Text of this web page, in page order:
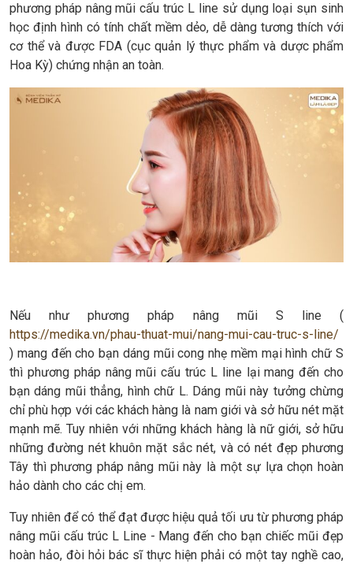
phương pháp nâng mũi cấu trúc L line sử dụng loại sụn sinh
học định hình có tính chất mềm dẻo, dễ dàng tương thích với
cơ thể và được FDA (cục quản lý thực phẩm và dược phẩm
Hoa Kỳ) chứng nhận an toàn.
Nếu như phương pháp nâng mũi S line (
https://medika.vn/phau-thuat-mui/nang-mui-cau-truc-s-line/
) mang đến cho bạn dáng mũi cong nhẹ mềm mại hình chữ S
thì phương pháp nâng mũi cấu trúc L line lại mang đến cho
bạn dáng mũi thẳng, hình chữ L. Dáng mũi này tưởng chừng
chỉ phù hợp với các khách hàng là nam giới và sở hữu nét mặt
mạnh mẽ. Tuy nhiên với những khách hàng là nữ giới, sở hữu
những đường nét khuôn mặt sắc nét, và có nét đẹp phương
Tây thì phương pháp nâng mũi này là một sự lựa chọn hoàn
hảo dành cho các chị em.
Tuy nhiên để có thể đạt được hiệu quả tối ưu từ phương pháp
nâng mũi cấu trúc L Line - Mang đến cho bạn chiếc mũi đẹp
hoàn hảo, đòi hỏi bác sĩ thực hiện phải có một tay nghề cao,